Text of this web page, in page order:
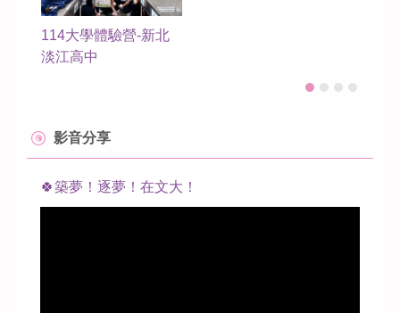
114大學體驗營-新北
淡江高中
影音分享
🍀築夢！逐夢！在文大！